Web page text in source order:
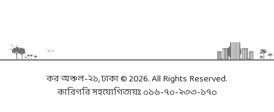
কর অঞ্চল-২১, ঢাকা © 2026. All Rights Reserved.
কারিগরি সহযোগিতায়ঃ ০১৬-৭০-২৩৩-১৭০